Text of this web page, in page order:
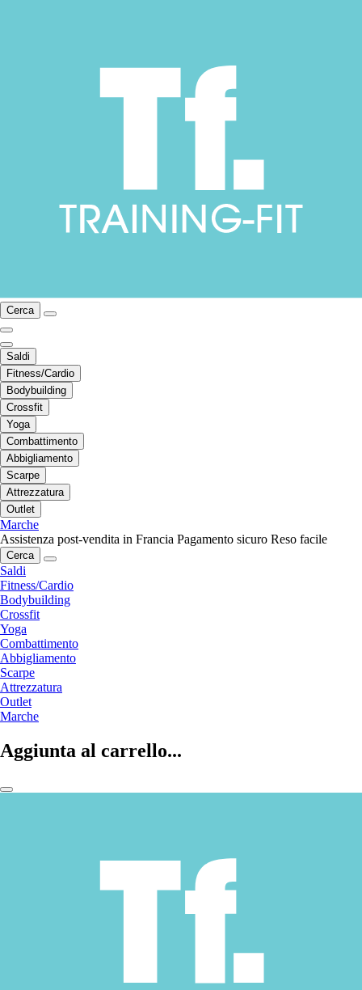
Cerca
Saldi
Fitness/Cardio
Bodybuilding
Crossfit
Yoga
Combattimento
Abbigliamento
Scarpe
Attrezzatura
Outlet
Marche
Assistenza post-vendita in Francia Pagamento sicuro Reso facile
Cerca
Saldi
Fitness/Cardio
Bodybuilding
Crossfit
Yoga
Combattimento
Abbigliamento
Scarpe
Attrezzatura
Outlet
Marche
Aggiunta al carrello...